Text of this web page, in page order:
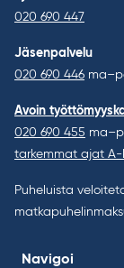
020 690 447
Jäsenpalvelu
020 690 446
Avoin
020 690 455
tarkemmat ajat A-
Puheluista
Navigoi